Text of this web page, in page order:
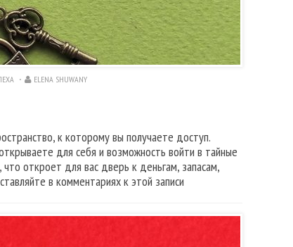
ELENA SHUWANY
к которому вы получаете доступ.
для себя и возможность войти в тайные
откроет для вас дверь к деньгам, запасам,
в комментариях к этой записи